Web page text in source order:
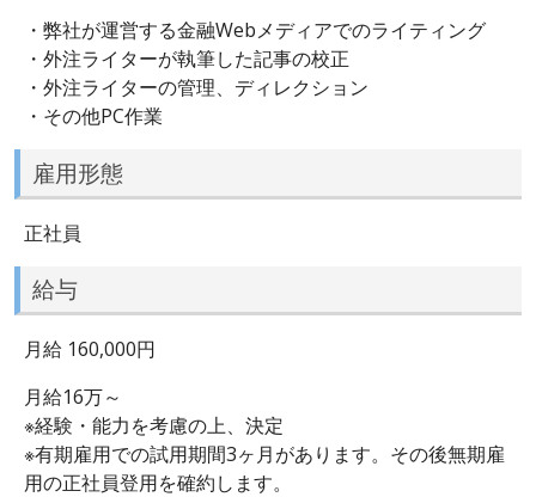
・弊社が運営する金融Webメディアでのライティング
・外注ライターが執筆した記事の校正
・外注ライターの管理、ディレクション
・その他PC作業
雇用形態
正社員
給与
月給 160,000円
月給16万～
※経験・能力を考慮の上、決定
※有期雇用での試用期間3ヶ月があります。その後無期雇
用の正社員登用を確約します。